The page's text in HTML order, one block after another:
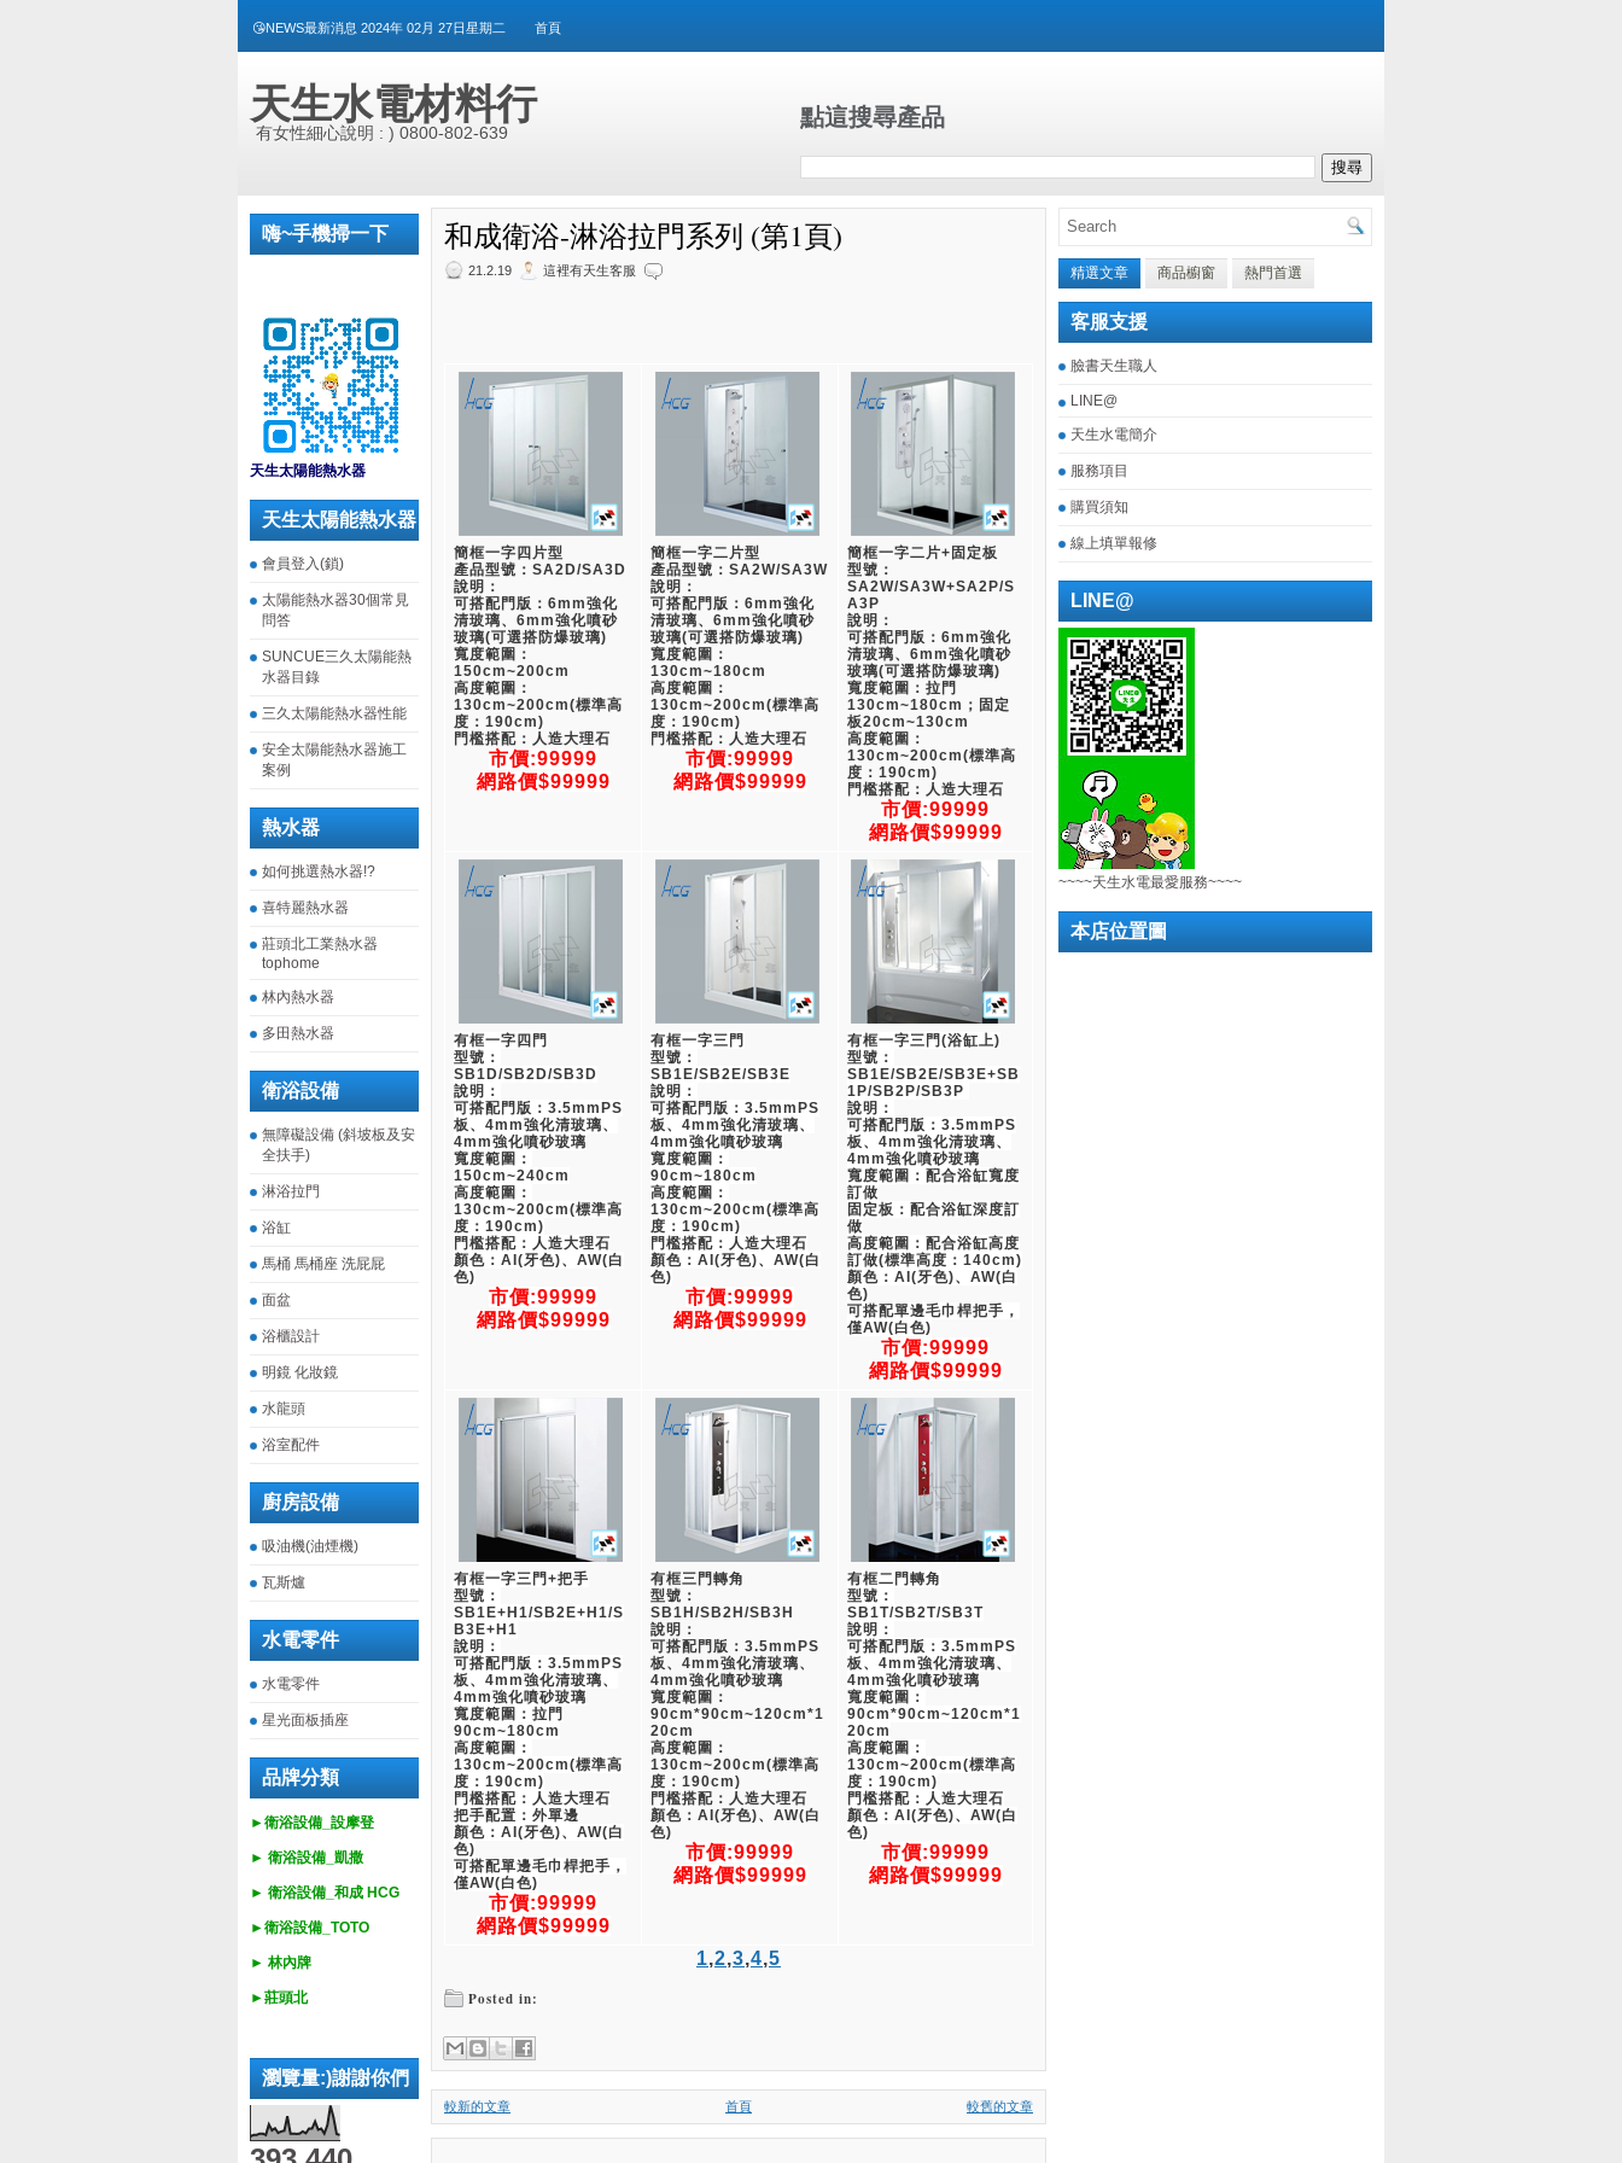
😘NEWS最新消息 2024年 02月 27日星期二 首頁
天生水電材料行
有女性細心說明 : ) 0800-802-639
點這搜尋產品
嗨~手機掃一下
天生太陽能熱水器
天生太陽能熱水器
會員登入(鎖)
太陽能熱水器30個常見
問答
SUNCUE三久太陽能熱
水器目錄
三久太陽能熱水器性能
安全太陽能熱水器施工
案例
熱水器
如何挑選熱水器!?
喜特麗熱水器
莊頭北工業熱水器
tophome
林內熱水器
多田熱水器
衛浴設備
無障礙設備 (斜坡板及安
全扶手)
淋浴拉門
浴缸
馬桶 馬桶座 洗屁屁
面盆
浴櫃設計
明鏡 化妝鏡
水龍頭
浴室配件
廚房設備
吸油機(油煙機)
瓦斯爐
水電零件
水電零件
星光面板插座
品牌分類
►衛浴設備_設摩登
► 衛浴設備_ 凱撒
► 衛浴設備_ 和成 HCG
►衛浴設備_ TOTO
► 林內牌
►莊頭北
瀏覽量:)謝謝你們
和成衛浴-淋浴拉門系列 (第1頁)
21.2.19 這裡有天生客服
簡框一字四片型
產品型號：SA2D/SA3D
說明：
可搭配門版：6mm強化
清玻璃、6mm強化噴砂
玻璃(可選搭防爆玻璃)
寬度範圍：
150cm~200cm
高度範圍：
130cm~200cm(標準高
度：190cm)
門檻搭配：人造大理石
市價:99999
網路價$99999
簡框一字二片型
產品型號：SA2W/SA3W
說明：
可搭配門版：6mm強化
清玻璃、6mm強化噴砂
玻璃(可選搭防爆玻璃)
寬度範圍：
130cm~180cm
高度範圍：
130cm~200cm(標準高
度：190cm)
門檻搭配：人造大理石
市價:99999
網路價$99999
簡框一字二片+固定板
型號：
SA2W/SA3W+SA2P/S
A3P
說明：
可搭配門版：6mm強化
清玻璃、6mm強化噴砂
玻璃(可選搭防爆玻璃)
寬度範圍：拉門
130cm~180cm；固定
板20cm~130cm
高度範圍：
130cm~200cm(標準高
度：190cm)
門檻搭配：人造大理石
市價:99999
網路價$99999
有框一字四門
型號：
SB1D/SB2D/SB3D
說明：
可搭配門版：3.5mmPS
板、4mm強化清玻璃、
4mm強化噴砂玻璃
寬度範圍：
150cm~240cm
高度範圍：
130cm~200cm(標準高
度：190cm)
門檻搭配：人造大理石
顏色：AI(牙色)、AW(白
色)
市價:99999
網路價$99999
有框一字三門
型號：
SB1E/SB2E/SB3E
說明：
可搭配門版：3.5mmPS
板、4mm強化清玻璃、
4mm強化噴砂玻璃
寬度範圍：
90cm~180cm
高度範圍：
130cm~200cm(標準高
度：190cm)
門檻搭配：人造大理石
顏色：AI(牙色)、AW(白
色)
市價:99999
網路價$99999
有框一字三門(浴缸上)
型號：
SB1E/SB2E/SB3E+SB
1P/SB2P/SB3P
說明：
可搭配門版：3.5mmPS
板、4mm強化清玻璃、
4mm強化噴砂玻璃
寬度範圍：配合浴缸寬度
訂做
固定板：配合浴缸深度訂
做
高度範圍：配合浴缸高度
訂做(標準高度：140cm)
顏色：AI(牙色)、AW(白
色)
可搭配單邊毛巾桿把手，
僅AW(白色)
市價:99999
網路價$99999
有框一字三門+把手
型號：
SB1E+H1/SB2E+H1/S
B3E+H1
說明：
可搭配門版：3.5mmPS
板、4mm強化清玻璃、
4mm強化噴砂玻璃
寬度範圍：拉門
90cm~180cm
高度範圍：
130cm~200cm(標準高
度：190cm)
門檻搭配：人造大理石
把手配置：外單邊
顏色：AI(牙色)、AW(白
色)
可搭配單邊毛巾桿把手，
僅AW(白色)
市價:99999
網路價$99999
有框三門轉角
型號：
SB1H/SB2H/SB3H
說明：
可搭配門版：3.5mmPS
板、4mm強化清玻璃、
4mm強化噴砂玻璃
寬度範圍：
90cm*90cm~120cm*1
20cm
高度範圍：
130cm~200cm(標準高
度：190cm)
門檻搭配：人造大理石
顏色：AI(牙色)、AW(白
色)
市價:99999
網路價$99999
有框二門轉角
型號：
SB1T/SB2T/SB3T
說明：
可搭配門版：3.5mmPS
板、4mm強化清玻璃、
4mm強化噴砂玻璃
寬度範圍：
90cm*90cm~120cm*1
20cm
高度範圍：
130cm~200cm(標準高
度：190cm)
門檻搭配：人造大理石
顏色：AI(牙色)、AW(白
色)
市價:99999
網路價$99999
1,2,3,4,5
Posted in:
較新的文章 較舊的文章
首頁
精選文章 商品櫥窗 熱門首選
客服支援
臉書天生職人
LINE@
天生水電簡介
服務項目
購買須知
線上填單報修
LINE@
~~~~天生水電最愛服務~~~~
本店位置圖